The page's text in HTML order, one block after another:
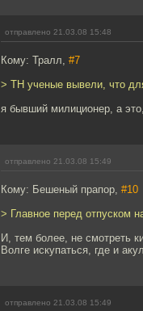
отправлено 21.03.08 15:48
Кому: Тралл, #7
> ТН ученые вывели, что
я бывший милиционер, а
отправлено 21.03.08 15:49
Кому: Бешеный прапор, #10
> Главное перед отпуском
И, тем более, не смотреть
Волге искупаться, где и
отправлено 21.03.08 15:49